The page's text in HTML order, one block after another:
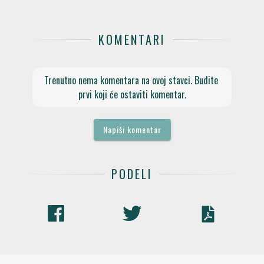
KOMENTARI
Trenutno nema komentara na ovoj stavci. Budite
prvi koji će ostaviti komentar.
Napiši komentar
PODELI